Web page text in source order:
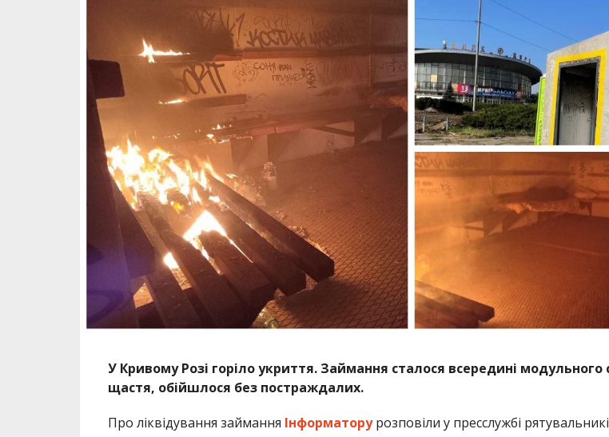
У Кривому Розі горіло укриття. Займання сталося всередині
щастя, обійшлося без постраждалих.
Про ліквідування займання Інформаторурозповіли у пресслужбі